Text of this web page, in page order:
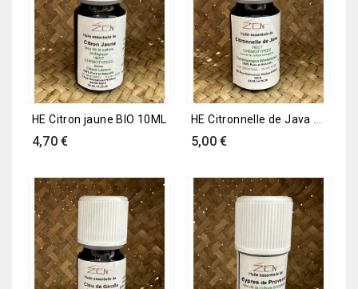
HE Citron jaune BIO 10ML
Prix
4,70 €
HE Citronnelle de Java 10ML
Prix
5,00 €